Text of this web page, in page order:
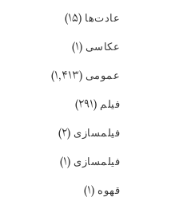
عادت‌ها (۱۵)
عکاسی (۱)
عمومی (۱,۴۱۳)
فیلم (۲۹۱)
فیلمسازی (۲)
فیلمسازی (۱)
قهوه (۱)